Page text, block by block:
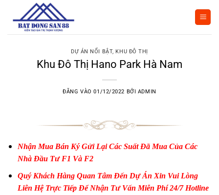
DỰ ÁN NỔI BẬT, KHU ĐÔ THỊ
Khu Đô Thị Hano Park Hà Nam
ĐĂNG VÀO01/12/2022 BỞI ADMIN
Nhận Mua Bán Ký Gửi Lại Các Suất Đã Mua Của Các
Nhà Đầu Tư F1 Và F2
Quý Khách Hàng Quan Tâm Đến Dự Án Xin Vui Lòng
Liên Hệ Trực Tiếp Để Nhận Tư Vấn Miễn Phí 24/7 Hotline